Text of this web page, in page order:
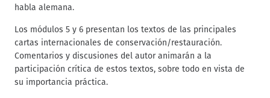
habla alemana.
Los módulos 5 y 6 presentan los textos de las principales
cartas internacionales de conservación/restauración.
Comentarios y discusiones del autor animarán a la
participación crítica de estos textos, sobre todo en vista de
su importancia práctica.